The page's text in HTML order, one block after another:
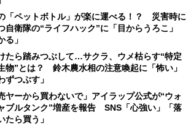
「ペットボトル」が楽に運べる！？ 災害時に
自衛隊の“ライフハック”に「目からうろこ」
る」
たら踏みつぶして…サクラ、ウメ枯らす“特定
物”とは？ 鈴木農水相の注意喚起に「怖い」
ずつぶす」
ヤーから買わないで」アイラップ公式が“ウォ
ブルタンク”増産を報告 SNS「心強い」「落
たら買う」